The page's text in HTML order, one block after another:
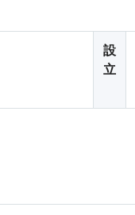
設
立